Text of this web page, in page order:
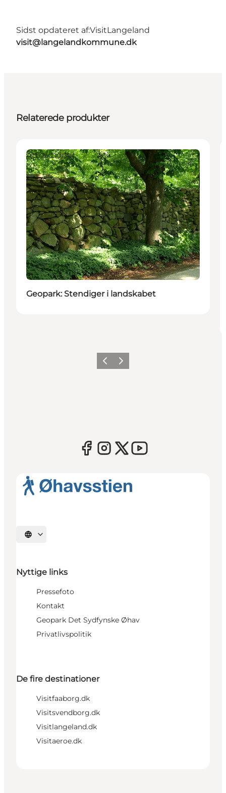
Sidst opdateret af:VisitLangeland
visit@langelandkommune.dk
Relaterede produkter
Attraktioner
Geopark: Stendiger i landskabet
ForrigeNæste
Vælg sprog
Nyttige links
Pressefoto
Kontakt
Geopark Det Sydfynske Øhav
Privatlivspolitik
De fire destinationer
Visitfaaborg.dk
Visitsvendborg.dk
Visitlangeland.dk
Visitaeroe.dk